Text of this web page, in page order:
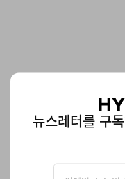
나이키, 2026년 대
뉴스레터를 구